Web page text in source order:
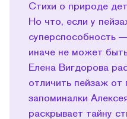
Стихи о природе
Но что, если у
суперспособность
иначе не может
Елена Вигдорова
отличить пейзаж
запоминалки
раскрывает тайну